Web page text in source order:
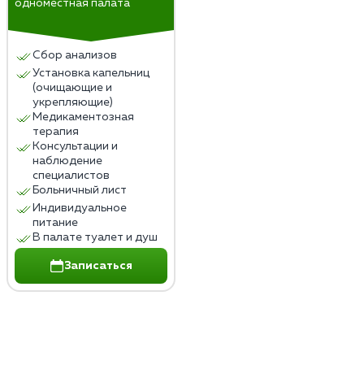
одноместная палата
Сбор анализов
Установка капельниц
(очищающие и
укрепляющие)
Медикаментозная
терапия
Консультации и
наблюдение
специалистов
Больничный лист
Индивидуальное
питание
В палате туалет и душ
Записаться